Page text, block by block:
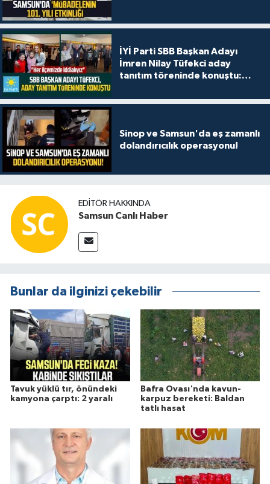
İYİ Parti SBB Başkan Adayı
İmren Nilay Tüfekci aday
tanıtım töreninde konuştu:
Sinop ve Samsun'da eş zamanlı
dolandırıcılık operasyonu!
EDITÖR HAKKINDA
Samsun Canlı Haber
Bunlar da ilginizi çekebilir
Tavuk yüklü tır, önündeki
kamyona çarptı: 2 yaralı
Bafra Ovası'nda kavun-
karpuz bereketi: Baldan
tatlı hasat